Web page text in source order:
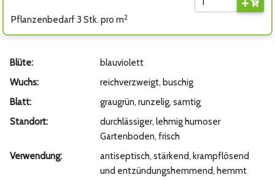
Pflanzenbedarf 3 Stk. pro m2
Blüte:
blauviolett
Wuchs:
reichverzweigt, buschig
Blatt:
graugrün, runzelig, samtig
Standort:
durchlässiger, lehmig humoser
Gartenboden, frisch
Verwendung:
antiseptisch, stärkend, krampflösend
und entzündungshemmend, hemmt